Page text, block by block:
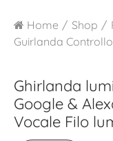
Home Shop
Guirlanda
Ghirlanda
Google &
Vocale Filo